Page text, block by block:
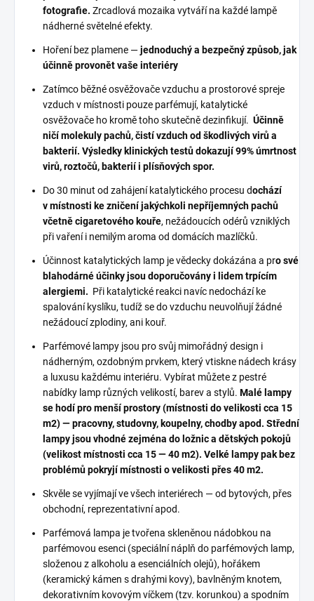
fotografie. Zrcadlová mozaika vytváří na každé lampě
nádherné světelné efekty.
Hoření bez plamene —jednoduchý a bezpečný způsob, jak
účinně provonět vaše interiéry
Zatímco běžné osvěžovače vzduchu a prostorové spreje
vzduch v místnosti pouze parfémují, katalytické
osvěžovače ho kromě toho skutečně dezinfikují. Účinně
ničí molekuly pachů, čistí vzduch od škodlivých virů a
bakterií. Výsledky klinických testů dokazují 99% úmrtnost
virů, roztočů, bakterií i plísňových spor.
Do 30 minut od zahájení katalytického procesu dochází
v místnosti ke zničení jakýchkoli nepříjemných pachů
včetně cigaretového kouře, nežádoucích odérů vzniklých
při vaření i nemilým aroma od domácích mazlíčků.
Účinnost katalytických lamp je vědecky dokázána a pro své
blahodárné účinky jsou doporučovány i lidem trpícím
alergiemi. Při katalytické reakci navíc nedochází ke
spalování kyslíku, tudíž se do vzduchu neuvolňují žádné
nežádoucí zplodiny, ani kouř.
Parfémové lampy jsou pro svůj mimořádný design i
nádherným, ozdobným prvkem, který vtiskne nádech krásy
a luxusu každému interiéru. Vybírat můžete z pestré
nabídky lamp různých velikostí, barev a stylů. Malé lampy
se hodí pro menší prostory (místnosti do velikosti cca 15
m2) — pracovny, studovny, koupelny, chodby apod. Střední
lampy jsou vhodné zejména do ložnic a dětských pokojů
(velikost místnosti cca 15 — 40 m2). Velké lampy pak bez
problémů pokryjí místnosti o velikosti přes 40 m2.
Skvěle se vyjímají ve všech interiérech — od bytových, přes
obchodní, reprezentativní apod.
Parfémová lampa je tvořena skleněnou nádobkou na
parfémovou esenci (speciální náplň do parfémových lamp,
složenou z alkoholu a esenciálních olejů), hořákem
(keramický kámen s drahými kovy), bavlněným knotem,
dekorativním kovovým víčkem (tzv. korunkou) a spodním